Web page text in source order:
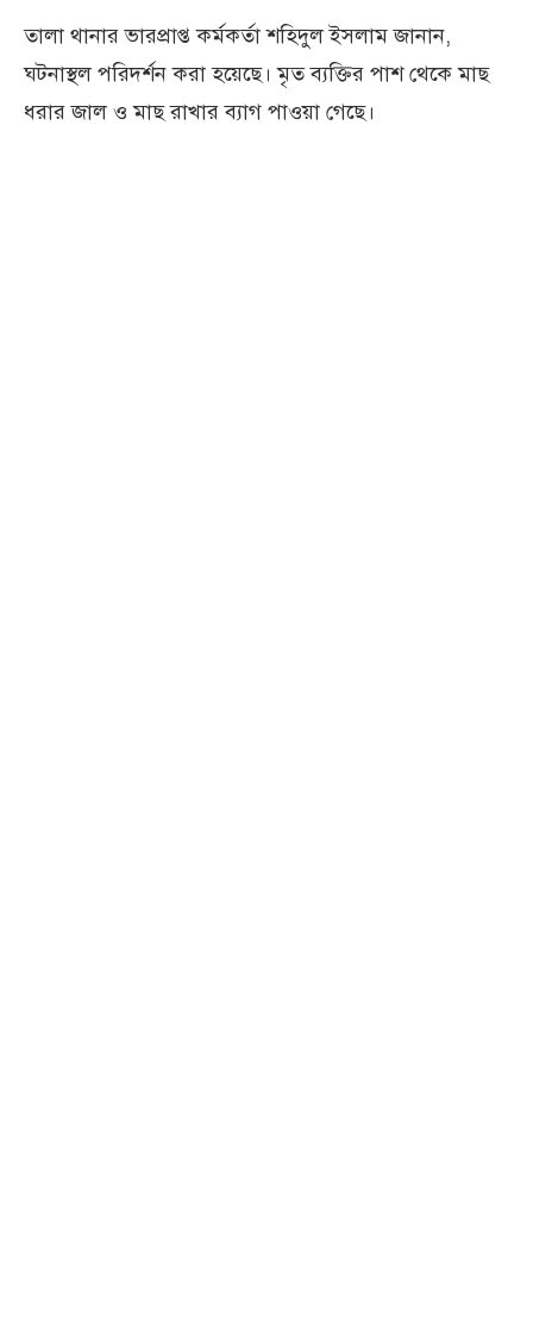
তালা থানার ভারপ্রাপ্ত কর্মকর্তা শহিদুল ইসলাম জানান,
ঘটনাস্থল পরিদর্শন করা হয়েছে। মৃত ব্যক্তির পাশ থেকে মাছ
ধরার জাল ও মাছ রাখার ব্যাগ পাওয়া গেছে।